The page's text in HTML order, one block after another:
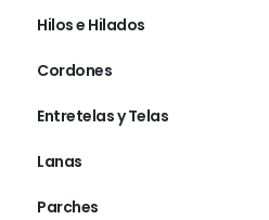
Hilos e Hilados
Cordones
Entretelas y Telas
Lanas
Parches